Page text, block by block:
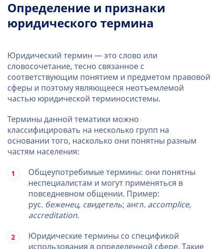
Определение и признаки
юридического термина
Юридический термин — это слово или
словосочетание, тесно связанное с
соответствующим понятием и предметом правовой
сферы и поэтому являющееся неотъемлемой
частью юридической терминосистемы.
Термины данной тематики можно
классифицировать на несколько групп на
основании того, насколько они понятны разным
частям населения:
Общеупотребимые термины: они понятны
неспециалистам и могут применяться в
повседневном общении. Пример:
рус. беженец, свидетель; англ. accomplice,
accreditation.
Юридические термины со спецификой
использования в определенной сфере. Такие